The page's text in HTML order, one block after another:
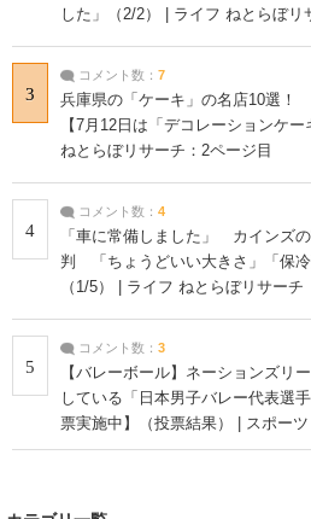
した」（2/2） | ライフ ねとらぼリ
3
コメント数： 7
兵庫県の「ケーキ」の名店10選！
【7月12日は「デコレーションケ
ねとらぼリサーチ：2ページ目
4
コメント数： 4
「車に常備しました」 カインズ
判 「ちょうどいい大きさ」「保冷
（1/5） | ライフ ねとらぼリサーチ
5
コメント数： 3
【バレーボール】ネーションズリ
している「日本男子バレー代表選
票実施中】（投票結果） | スポー